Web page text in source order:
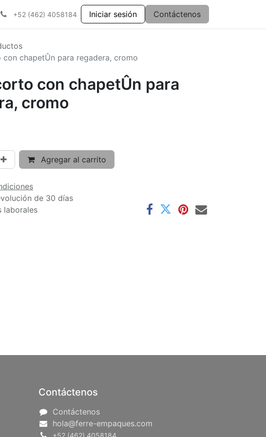
+52 (462) 4058184 Iniciar sesión Contáctenos
chapetÛn para regadera, cromo
con chapetÛn para
cromo
Agregar al carrito
de 30 días
laborales
Contáctenos
Contáctenos
hola@ferre-empaques.com
+52 (462) 4058184